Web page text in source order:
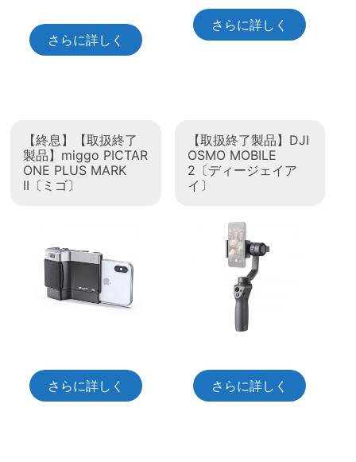
さらに詳しく
さらに詳しく
【終息】【取扱終了
製品】miggo PICTAR
ONE PLUS MARK
II〔ミゴ〕
さらに詳しく
【取扱終了製品】DJI
OSMO MOBILE
2〔ディージェイア
イ〕
さらに詳しく